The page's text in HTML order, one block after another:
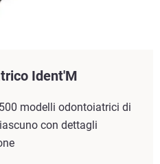
Ident'M
modelli odontoiatrici di
con dettagli